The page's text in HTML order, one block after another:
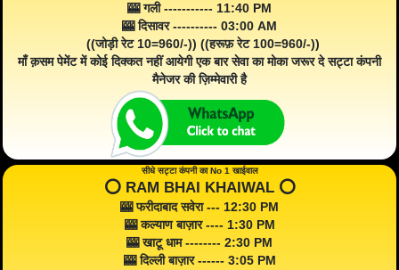
🎰 गली ----------- 11:40 PM
🎰 दिसावर ---------- 03:00 AM
((जोड़ी रेट 10=960/-)) ((हरूफ़ रेट 100=960/-))
माँ क़सम पेमेंट में कोई दिक्कत नहीं आयेगी एक बार सेवा का मोका जरूर दे सट्टा कंपनी
मैनेजर की ज़िम्मेवारी है
सीधे सट्टा कंपनी का No 1 खाईवाल
⭕️ RAM BHAI KHAIWAL ⭕️
🎰 फरीदाबाद सवेरा --- 12:30 PM
🎰 कल्याण बाज़ार ---- 1:30 PM
🎰 खाटू धाम -------- 2:30 PM
🎰 दिल्ली बाज़ार ------ 3:05 PM